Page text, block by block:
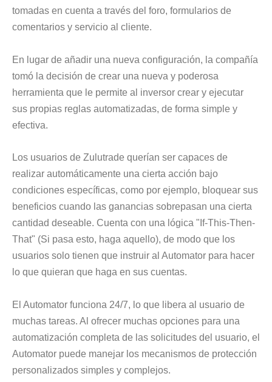
tomadas en cuenta a través del foro, formularios de
comentarios y servicio al cliente.
En lugar de añadir una nueva configuración, la compañía
tomó la decisión de crear una nueva y poderosa
herramienta que le permite al inversor crear y ejecutar
sus propias reglas automatizadas, de forma simple y
efectiva.
Los usuarios de Zulutrade querían ser capaces de
realizar automáticamente una cierta acción bajo
condiciones específicas, como por ejemplo, bloquear sus
beneficios cuando las ganancias sobrepasan una cierta
cantidad deseable. Cuenta con una lógica "If-This-Then-
That" (Si pasa esto, haga aquello), de modo que los
usuarios solo tienen que instruir al Automator para hacer
lo que quieran que haga en sus cuentas.
El Automator funciona 24/7, lo que libera al usuario de
muchas tareas. Al ofrecer muchas opciones para una
automatización completa de las solicitudes del usuario, el
Automator puede manejar los mecanismos de protección
personalizados simples y complejos.